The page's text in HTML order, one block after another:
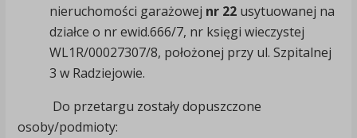
nieruchomości garażowej nr 22 usytuowanej na
działce o nr ewid.666/7, nr księgi wieczystej
WL1R/00027307/8, położonej przy ul. Szpitalnej
3 w Radziejowie.
Do przetargu zostały dopuszczone
osoby/podmioty: